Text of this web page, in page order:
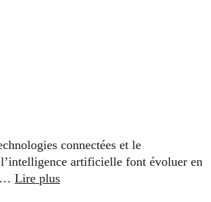
connectées et le
artificielle font évoluer en
… Lire plus